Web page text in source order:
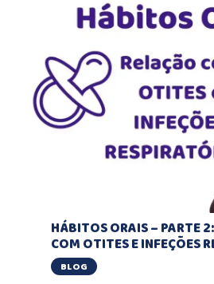
HÁBITOS ORAIS – PARTE
COM OTITES E INFEÇÕES
BLOG